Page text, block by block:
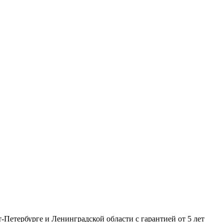
и Ленинградской области с гарантией от 5 лет